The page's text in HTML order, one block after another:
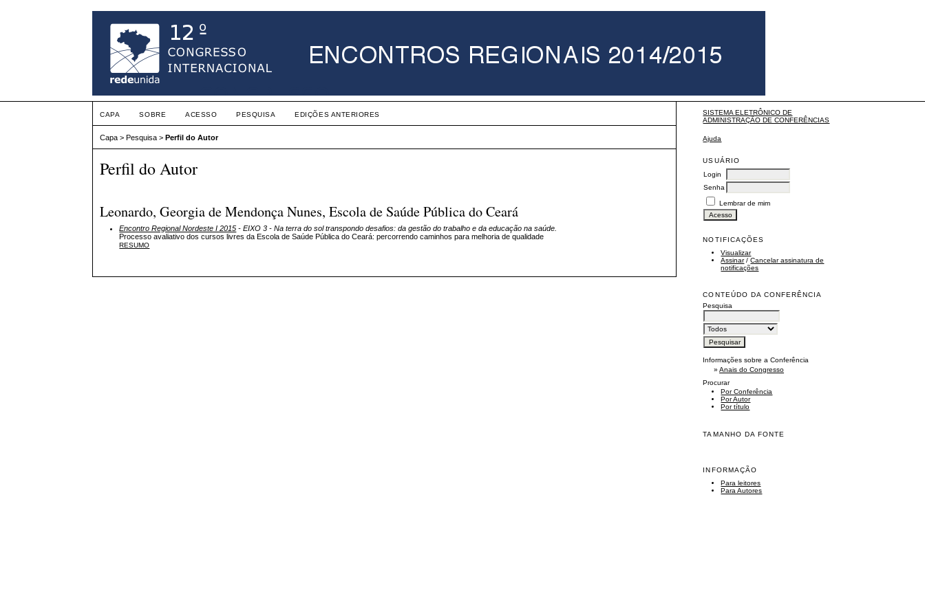
SISTEMA ELETRÔNICO DE
ADMINISTRAÇÃO DE CONFERÊNCIAS
Ajuda
USUÁRIO
Login
Senha
Lembrar de mim
NOTIFICAÇÕES
Visualizar
Assinar/Cancelar assinatura de
notificações
CONTEÚDO DA CONFERÊNCIA
Pesquisa
Informações sobre a Conferência
»Anais do Congresso
Procurar
Por Conferência
Por Autor
Por título
TAMANHO DA FONTE
INFORMAÇÃO
Para leitores
Para Autores
CAPA SOBRE ACESSO PESQUISA EDIÇÕES ANTERIORES
Capa >Pesquisa >Perfil do Autor
Perfil do Autor
Leonardo, Georgia de Mendonça Nunes, Escola de Saúde Pública do Ceará
Encontro Regional Nordeste I 2015 - EIXO 3 - Na terra do sol transpondo desafios: da gestão do trabalho e da educação na saúde.
Processo avaliativo dos cursos livres da Escola de Saúde Pública do Ceará: percorrendo caminhos para melhoria de qualidade
RESUMO